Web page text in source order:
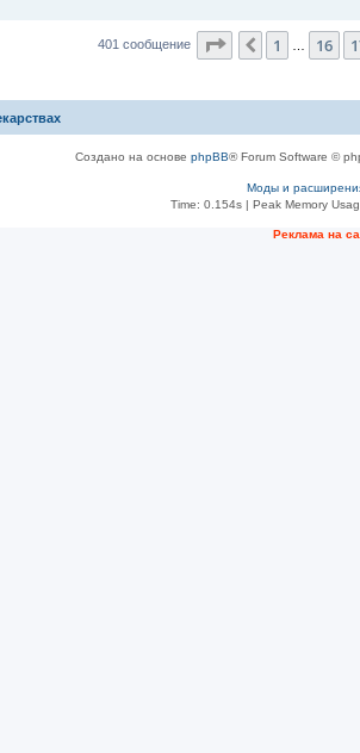
401 сообщение Страница 18из
Пред.
1 16
Создано на основе phpBB® Forum Software ©
Моды и
Time: 0.154s| Peak Memory
Рeклама на